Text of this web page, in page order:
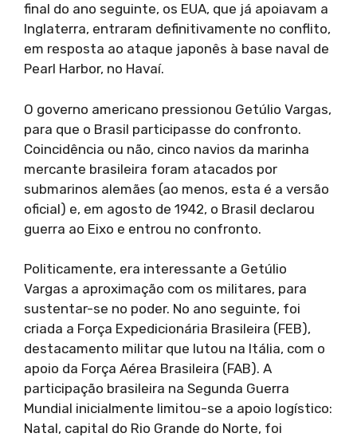
final do ano seguinte, os EUA, que já apoiavam a
Inglaterra, entraram definitivamente no conflito,
em resposta ao ataque japonês à base naval de
Pearl Harbor, no Havaí.
O governo americano pressionou Getúlio Vargas,
para que o Brasil participasse do confronto.
Coincidência ou não, cinco navios da marinha
mercante brasileira foram atacados por
submarinos alemães (ao menos, esta é a versão
oficial) e, em agosto de 1942, o Brasil declarou
guerra ao Eixo e entrou no confronto.
Politicamente, era interessante a Getúlio
Vargas a aproximação com os militares, para
sustentar-se no poder. No ano seguinte, foi
criada a Força Expedicionária Brasileira (FEB),
destacamento militar que lutou na Itália, com o
apoio da Força Aérea Brasileira (FAB). A
participação brasileira na Segunda Guerra
Mundial inicialmente limitou-se a apoio logístico:
Natal, capital do Rio Grande do Norte, foi